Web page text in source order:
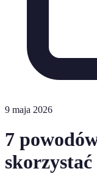
9 maja 2026
7